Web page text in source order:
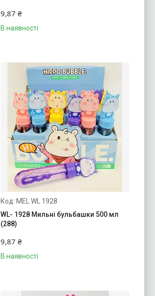
9,87 ₴
В наявності
MEL WL 1928
WL- 1928 Мильні бульбашки 500 мл
(288)
9,87 ₴
В наявності